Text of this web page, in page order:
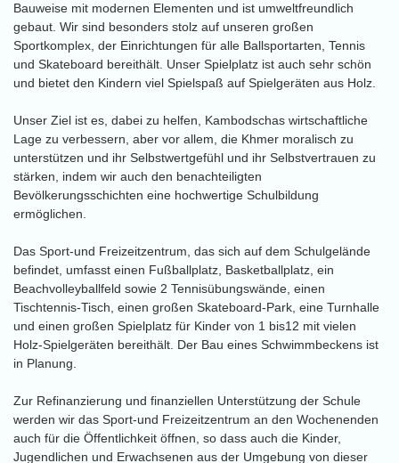
Bauweise mit modernen Elementen und ist umweltfreundlich
gebaut. Wir sind besonders stolz auf unseren großen
Sportkomplex, der Einrichtungen für alle Ballsportarten, Tennis
und Skateboard bereithält. Unser Spielplatz ist auch sehr schön
und bietet den Kindern viel Spielspaß auf Spielgeräten aus Holz.
Unser Ziel ist es, dabei zu helfen, Kambodschas wirtschaftliche
Lage zu verbessern, aber vor allem, die Khmer moralisch zu
unterstützen und ihr Selbstwertgefühl und ihr Selbstvertrauen zu
stärken, indem wir auch den benachteiligten
Bevölkerungsschichten eine hochwertige Schulbildung
ermöglichen.
Das Sport-und Freizeitzentrum, das sich auf dem Schulgelände
befindet, umfasst einen Fußballplatz, Basketballplatz, ein
Beachvolleyballfeld sowie 2 Tennisübungswände, einen
Tischtennis-Tisch, einen großen Skateboard-Park, eine Turnhalle
und einen großen Spielplatz für Kinder von 1 bis12 mit vielen
Holz-Spielgeräten bereithält. Der Bau eines Schwimmbeckens ist
in Planung.
Zur Refinanzierung und finanziellen Unterstützung der Schule
werden wir das Sport-und Freizeitzentrum an den Wochenenden
auch für die Öffentlichkeit öffnen, so dass auch die Kinder,
Jugendlichen und Erwachsenen aus der Umgebung von dieser